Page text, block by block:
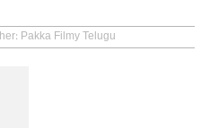
Pakka Filmy Telugu